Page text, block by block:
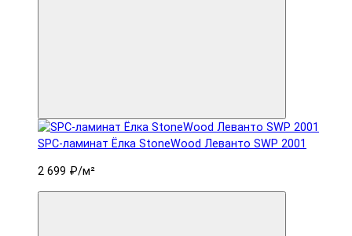
SPC-ламинат Ëлка StoneWood Леванто SWP 2001
2 699 ₽/м²